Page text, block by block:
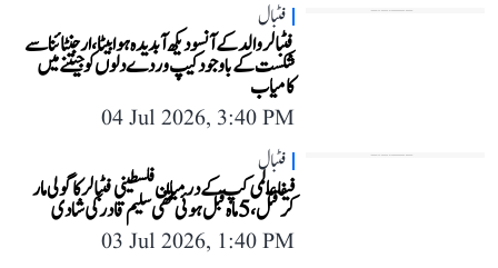
فٹبال
فٹبالر والد کے آنسو دیکھ آبدیدہ ہوا بیٹا، ارجنٹائنا سے
شکست کے باوجود کیپ وردے دلوں کو جیتنے میں
کامیاب
04 Jul 2026, 3:40 PM
فٹبال
فیفا عالمی کپ کے درمیان فلسطینی فٹبالر کا گولی مار
کر قتل، 5 ماہ قبل ہوئی تھی سلیم قادر کی شادی
03 Jul 2026, 1:40 PM